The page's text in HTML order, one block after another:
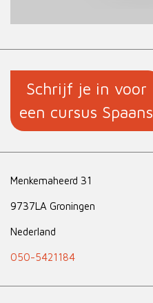
Schrijf je in voor
een cursus Spaans
Menkemaheerd 31
9737LA Groningen
Nederland
050-5421184